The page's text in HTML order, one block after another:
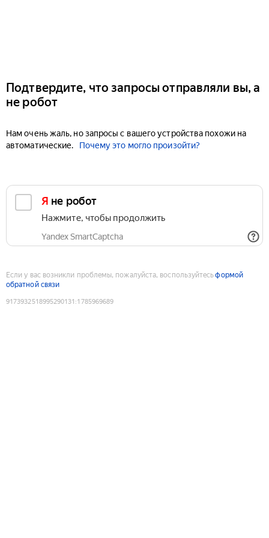
Подтвердите, что запросы отправляли вы, а
не робот
Нам очень жаль, но запросы с вашего устройства похожи на
автоматические.
Почему это могло произойти?
Я не робот
Нажмите, чтобы продолжить
Yandex SmartCaptcha
Если у вас возникли проблемы, пожалуйста, воспользуйтесьформой
обратной связи
9173932518995290131 :1785969689